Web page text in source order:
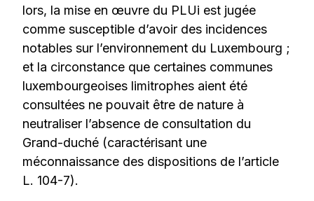
lors, la mise en œuvre du PLUi est jugée
comme susceptible d’avoir des incidences
notables sur l’environnement du Luxembourg ;
et la circonstance que certaines communes
luxembourgeoises limitrophes aient été
consultées ne pouvait être de nature à
neutraliser l’absence de consultation du
Grand-duché (caractérisant une
méconnaissance des dispositions de l’article
L. 104-7).